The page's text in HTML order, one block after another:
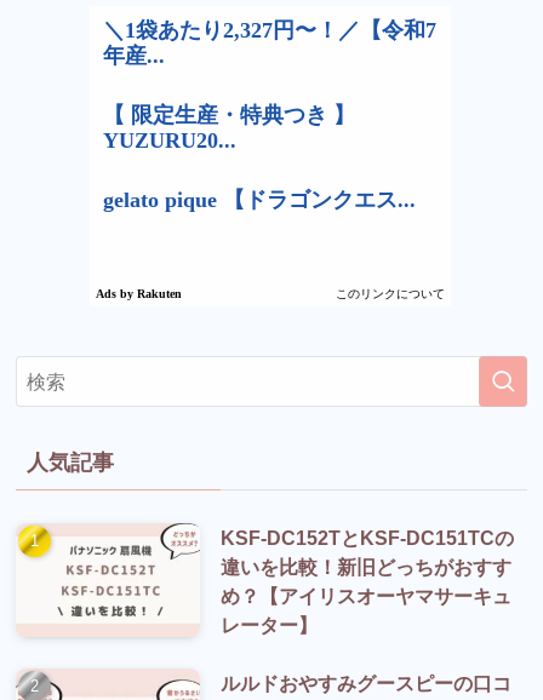
人気記事
KSF-DC152TとKSF-DC151TCの
違いを比較！新旧どっちがおすす
め？【アイリスオーヤマサーキュ
レーター】
ルルドおやすみグースピーの口コ